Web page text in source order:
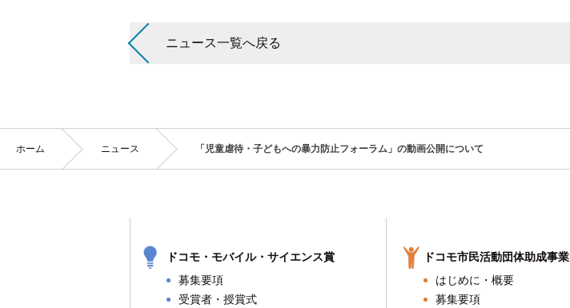
ニュース一覧へ戻る
位
ホーム か
ニュース の「児童虐待・子どもへの暴力防止フォーラム」の動画公開について
ドコモ・モバイル・サイエンス賞
募集要項
受賞者・授賞式
ドコモ市民活動団体助成事業
はじめに・概要
募集要項